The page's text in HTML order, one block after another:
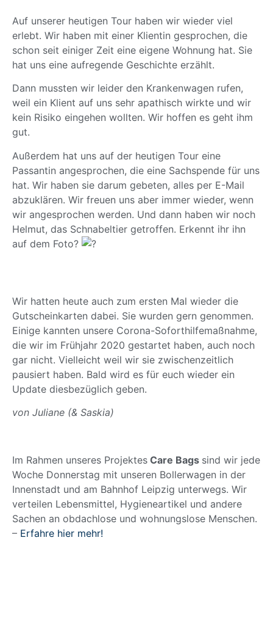
Auf unserer heutigen Tour haben wir wieder viel
erlebt. Wir haben mit einer Klientin gesprochen, die
schon seit einiger Zeit eine eigene Wohnung hat. Sie
hat uns eine aufregende Geschichte erzählt.
Dann mussten wir leider den Krankenwagen rufen,
weil ein Klient auf uns sehr apathisch wirkte und wir
kein Risiko eingehen wollten. Wir hoffen es geht ihm
gut.
Außerdem hat uns auf der heutigen Tour eine
Passantin angesprochen, die eine Sachspende für uns
hat. Wir haben sie darum gebeten, alles per E-Mail
abzuklären. Wir freuen uns aber immer wieder, wenn
wir angesprochen werden. Und dann haben wir noch
Helmut, das Schnabeltier getroffen. Erkennt ihr ihn
auf dem Foto?
Wir hatten heute auch zum ersten Mal wieder die
Gutscheinkarten dabei. Sie wurden gern genommen.
Einige kannten unsere Corona-Soforthilfemaßnahme,
die wir im Frühjahr 2020 gestartet haben, auch noch
gar nicht. Vielleicht weil wir sie zwischenzeitlich
pausiert haben. Bald wird es für euch wieder ein
Update diesbezüglich geben.
von Juliane (& Saskia)
Im Rahmen unseres Projektes Care Bags sind wir jede
Woche Donnerstag mit unseren Bollerwagen in der
Innenstadt und am Bahnhof Leipzig unterwegs. Wir
verteilen Lebensmittel, Hygieneartikel und andere
Sachen an obdachlose und wohnungslose Menschen.
– Erfahre hier mehr!